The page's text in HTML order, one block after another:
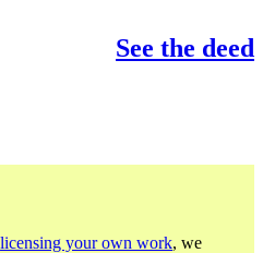
See the deed
licensing your own work, we